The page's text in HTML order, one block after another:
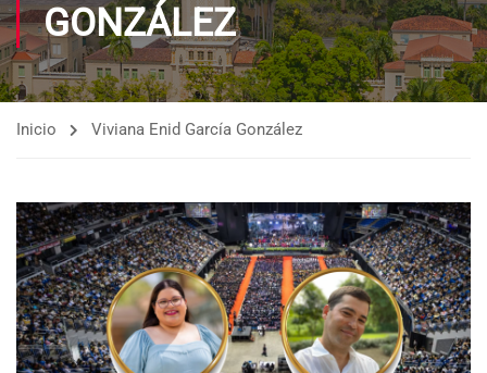
GONZÁLEZ
Inicio Viviana Enid García González